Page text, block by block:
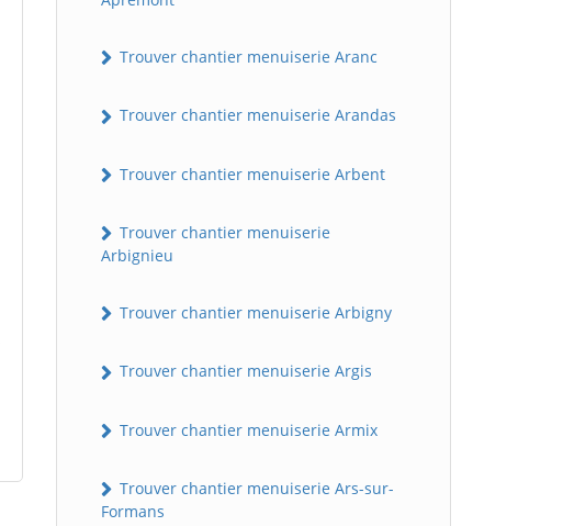
Trouver chantier menuiserie Aranc
Trouver chantier menuiserie Arandas
Trouver chantier menuiserie Arbent
Trouver chantier menuiserie
Arbignieu
Trouver chantier menuiserie Arbigny
Trouver chantier menuiserie Argis
Trouver chantier menuiserie Armix
Trouver chantier menuiserie Ars-sur-
Formans